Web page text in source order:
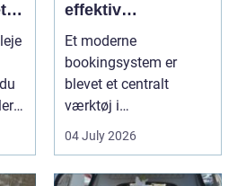
effektiv
klinikhverdag
Et moderne
bookingsystem er
blevet et centralt
værktøj i
sundhedssektoren.
Klinikker, praksis og
beh...
04 July 2026